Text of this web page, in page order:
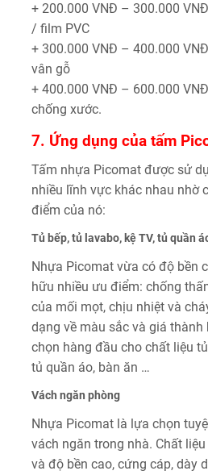
+ 200.000 VNĐ – 300.000
/ film PVC
+ 300.000 VNĐ – 400.000
vân gỗ
+ 400.000 VNĐ – 600.000
chống xước.
7. Ứng dụng của tấm
Tấm nhựa Picomat được sử
nhiều lĩnh vực khác nhau nhờ
điểm của nó:
Tủ bếp, tủ lavabo, kệ TV, tủ quần
Nhựa Picomat vừa có độ bền
hữu nhiều ưu điểm: chống
của mối mọt, chịu nhiệt và
dạng về màu sắc và giá
chọn hàng đầu cho chất liệu
tủ quần áo, bàn ăn …
Vách ngăn phòng
Nhựa Picomat là lựa chọn
vách ngăn trong nhà. Chất
và độ bền cao, cứng cáp, dày